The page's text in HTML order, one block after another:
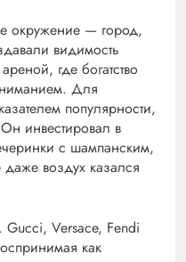
окружение — город,
видимость
где богатство
Для
популярности,
инвестировал в
с шампанским,
даже воздух казался
Gucci, Versace, Fendi
как